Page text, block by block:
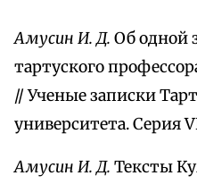
Амусин И. Д. Об одной
тартуского
// Ученые записки
университета. Серия
Амусин И. Д. Тексты